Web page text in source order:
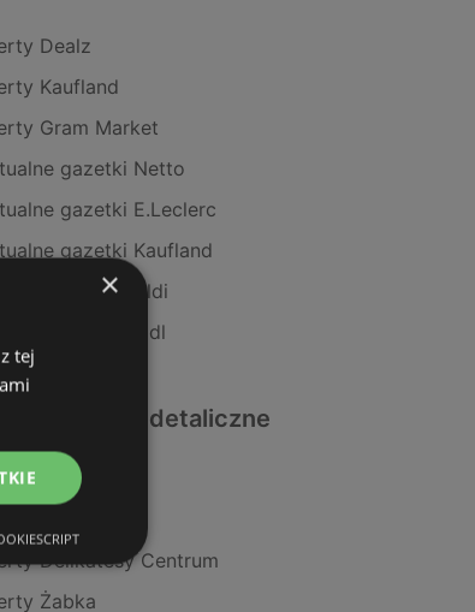
Dealz
Kaufland
Gram Market
gazetki Netto
gazetki E.Leclerc
gazetki Kaufland
gazetki Aldi
gazetki Lidl
sklepy detaliczne
Makro
Delikatesy Centrum
Żabka
×
tej